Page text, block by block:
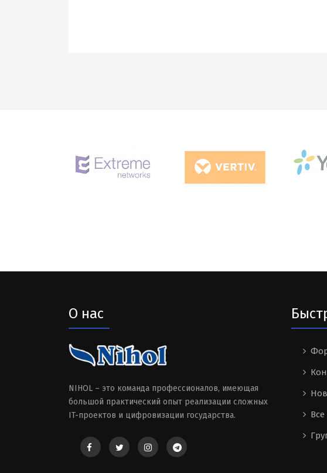
О нас
NIHOL – это команда профессионалов, имеющая
большой практический опыт реализации сложных
IT-проектов и цифровизации государства.